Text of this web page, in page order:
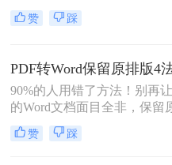
然而，当需要对PDF内容进行
时，很多人会遇到困难。此
换成word"这一常见需求，本
您详细介绍五种安全、高效
费的转换方法，帮助您轻松
转换。
赞 踩
90%的人用错了方法！别再
的Word文档面目全非，保留
秘密就在这里。“这表格怎么
了？”、“字体全变了，我还得
赞 踩